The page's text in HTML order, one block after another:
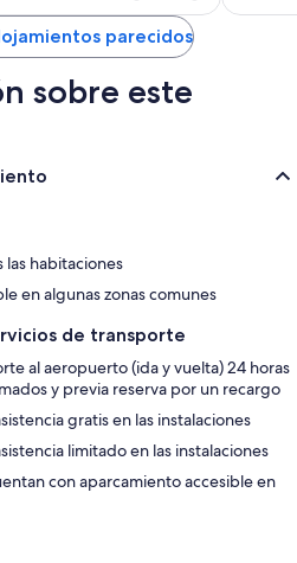
de
213 €
parecidos
sobre este
habitaciones
en algunas zonas comunes
de transporte
al aeropuerto (ida y vuelta) 24 horas
y previa reserva por un recargo
gratis en las instalaciones
limitado en las instalaciones
con aparcamiento accesible en